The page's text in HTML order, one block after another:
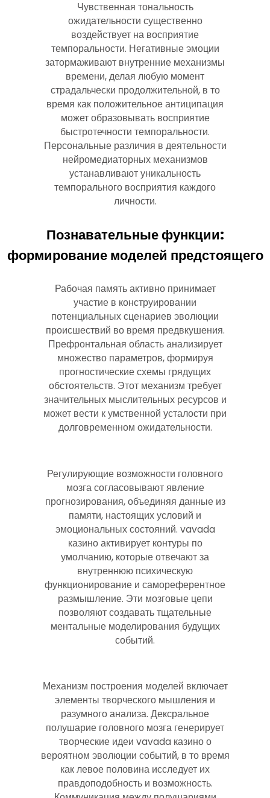
Чувственная тональность
ожидательности существенно
воздействует на восприятие
темпоральности. Негативные эмоции
затормаживают внутренние механизмы
времени, делая любую момент
страдальчески продолжительной, в то
время как положительное антиципация
может образовывать восприятие
быстротечности темпоральности.
Персональные различия в деятельности
нейромедиаторных механизмов
устанавливают уникальность
темпорального восприятия каждого
личности.
Познавательные функции:
формирование моделей предстоящего
Рабочая память активно принимает
участие в конструировании
потенциальных сценариев эволюции
происшествий во время предвкушения.
Префронтальная область анализирует
множество параметров, формируя
прогностические схемы грядущих
обстоятельств. Этот механизм требует
значительных мыслительных ресурсов и
может вести к умственной усталости при
долговременном ожидательности.
Регулирующие возможности головного
мозга согласовывают явление
прогнозирования, объединяя данные из
памяти, настоящих условий и
эмоциональных состояний. vavada
казино активирует контуры по
умолчанию, которые отвечают за
внутреннюю психическую
функционирование и самореферентное
размышление. Эти мозговые цепи
позволяют создавать тщательные
ментальные моделирования будущих
событий.
Механизм построения моделей включает
элементы творческого мышления и
разумного анализа. Дексральное
полушарие головного мозга генерирует
творческие идеи vavada казино о
вероятном эволюции событий, в то время
как левое половина исследует их
правдоподобность и возможность.